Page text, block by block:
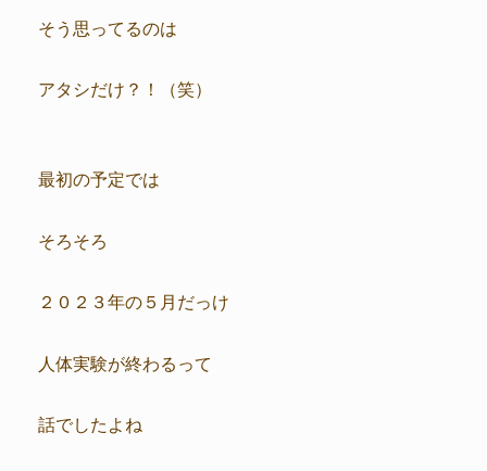
そう思ってるのは
アタシだけ？！（笑）
最初の予定では
そろそろ
２０２３年の５月だっけ
人体実験が終わるって
話でしたよね